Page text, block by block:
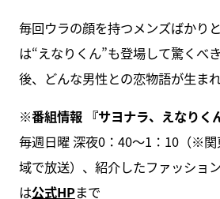
毎回ウラの顔を持つメンズばかり
は“えなりくん”も登場して驚くべ
後、どんな男性との恋物語が生ま
※番組情報 『サヨナラ、えなりく
毎週日曜 深夜0：40～1：10（※
域で放送）、紹介したファッショ
は公式HPまで